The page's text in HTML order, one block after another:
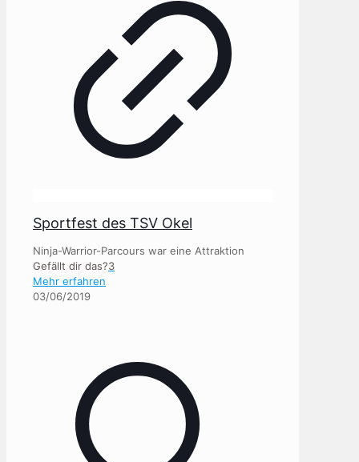
Sportfest des TSV Okel
Ninja-Warrior-Parcours war eine Attraktion
Gefällt dir das?3
Mehr erfahren
03/06/2019